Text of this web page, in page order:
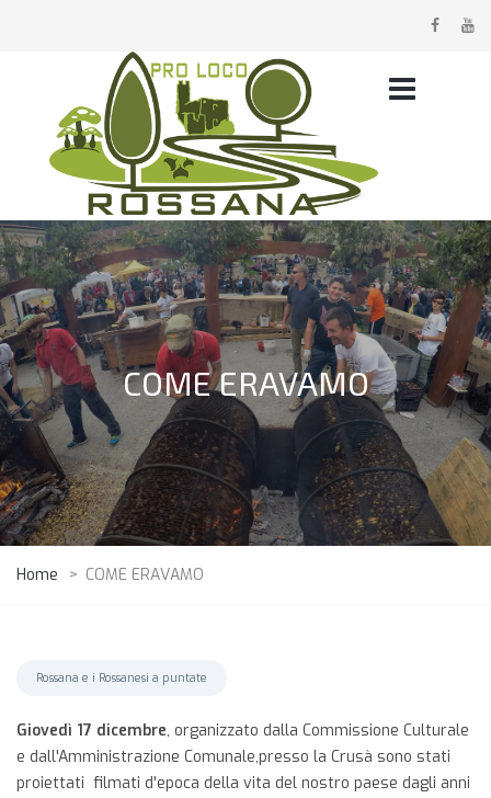
COME ERAVAMO
Home > COME ERAVAMO
Rossana e i Rossanesi a puntate
Giovedì 17 dicembre, organizzato dalla Commissione Culturale
e dall'Amministrazione Comunale,presso la Crusà sono stati
proiettati filmati d'epoca della vita del nostro paese dagli anni